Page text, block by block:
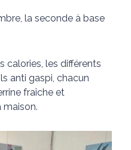
la seconde à base
calories, les différents
anti gaspi, chacun
fraîche et
maison.